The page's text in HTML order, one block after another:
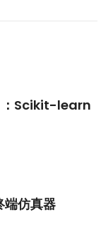
：Scikit-learn
端仿真器